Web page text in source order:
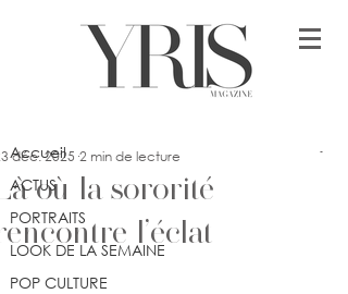
Accueil
ACTUS
PORTRAITS
LOOK DE LA SEMAINE
POP CULTURE
où la sororité
l’éclat
déc. 2025 2 min de lecture